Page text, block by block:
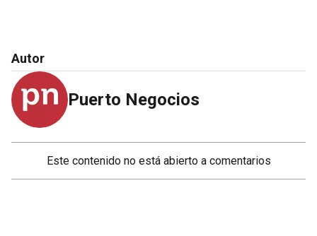
Autor
Puerto Negocios
Este contenido no está abierto a comentarios